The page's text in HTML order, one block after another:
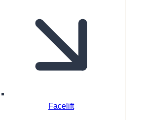
Facelift